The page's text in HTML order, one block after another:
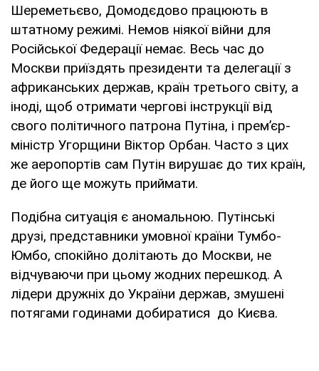
Шереметьєво, Домодєдово працюють в
штатному режимі. Немов ніякої війни для
Російської Федерації немає. Весь час до
Москви приїздять президенти та делегації з
африканських держав, країн третього світу, а
іноді, щоб отримати чергові інструкції від
свого політичного патрона Путіна, і прем’єр-
міністр Угорщини Віктор Орбан. Часто з цих
же аеропортів сам Путін вирушає до тих країн,
де його ще можуть приймати.
Подібна ситуація є аномальною. Путінські
друзі, представники умовної країни Тумбо-
Юмбо, спокійно долітають до Москви, не
відчуваючи при цьому жодних перешкод. А
лідери дружніх до України держав, змушені
потягами годинами добиратися до Києва.